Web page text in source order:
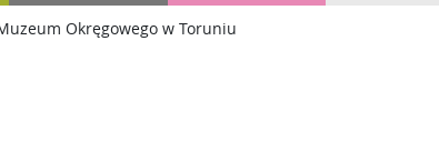
Okręgowego w Toruniu